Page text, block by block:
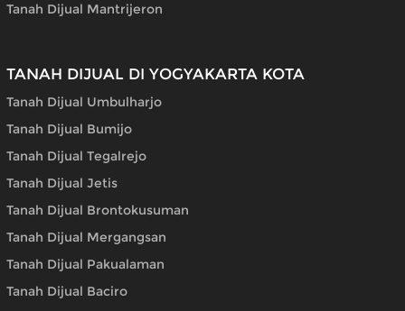
Tanah Dijual Mantrijeron
TANAH DIJUAL DI YOGYAKARTA KOTA
Tanah Dijual Umbulharjo
Tanah Dijual Bumijo
Tanah Dijual Tegalrejo
Tanah Dijual Jetis
Tanah Dijual Brontokusuman
Tanah Dijual Mergangsan
Tanah Dijual Pakualaman
Tanah Dijual Baciro